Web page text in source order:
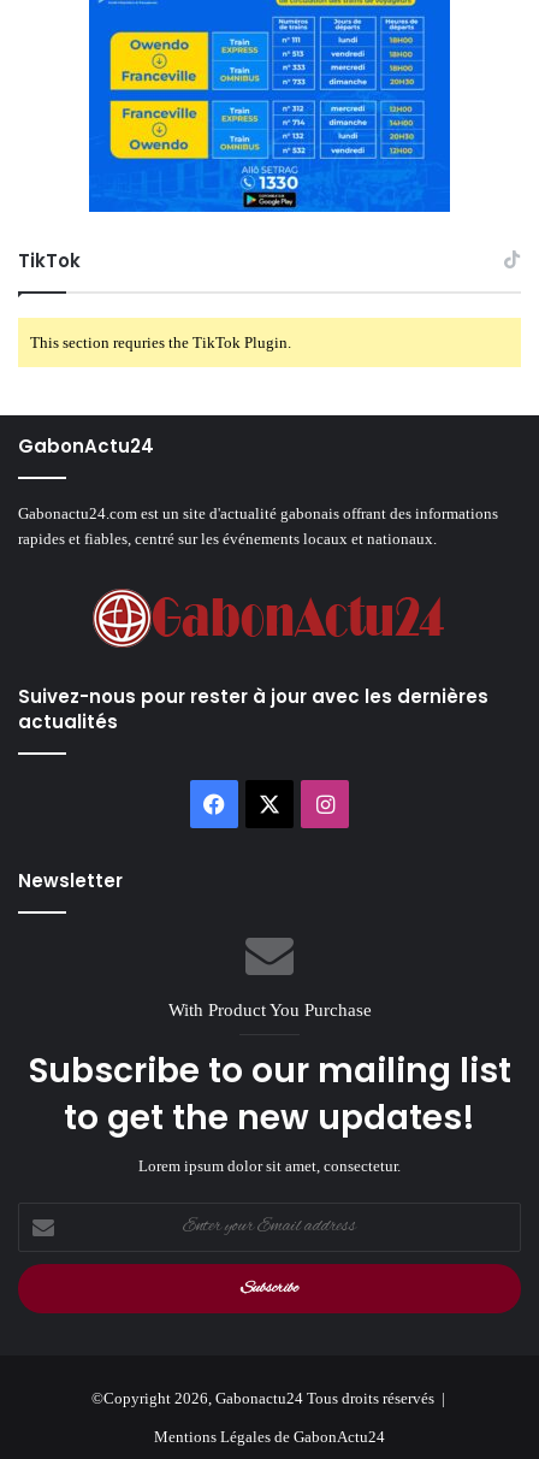
TikTok
This section requries the TikTok Plugin.
GabonActu24
Gabonactu24.com est un site d'actualité gabonais offrant des informations
rapides et fiables, centré sur les événements locaux et nationaux.
Suivez-nous pour rester à jour avec les dernières
actualités
Facebook Instagram
Newsletter
With Product You Purchase
Subscribe to our mailing list
to get the new updates!
Lorem ipsum dolor sit amet, consectetur.
your
Email
address
©Copyright 2026, Gabonactu24 Tous droits réservés |
Mentions Légales de GabonActu24